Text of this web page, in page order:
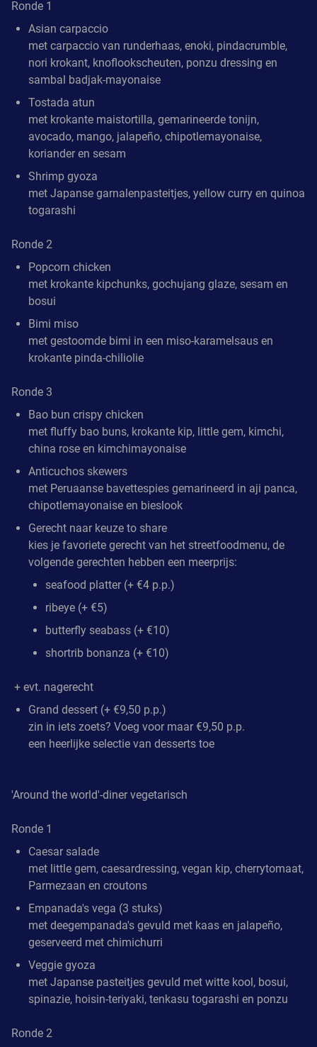
Ronde 1
Asian carpaccio
met carpaccio van runderhaas, enoki, pindacrumble,
nori krokant, knoflookscheuten, ponzu dressing en
sambal badjak-mayonaise
Tostada atun
met krokante maistortilla, gemarineerde tonijn,
avocado, mango, jalapeño, chipotlemayonaise,
koriander en sesam
Shrimp gyoza
met Japanse garnalenpasteitjes, yellow curry en quinoa
togarashi
Ronde 2
Popcorn chicken
met krokante kipchunks, gochujang glaze, sesam en
bosui
Bimi miso
met gestoomde bimi in een miso-karamelsaus en
krokante pinda-chiliolie
Ronde 3
Bao bun crispy chicken
met fluffy bao buns, krokante kip, little gem, kimchi,
china rose en kimchimayonaise
Anticuchos skewers
met Peruaanse bavettespies gemarineerd in aji panca,
chipotlemayonaise en bieslook
Gerecht naar keuze to share
kies je favoriete gerecht van het streetfoodmenu, de
volgende gerechten hebben een meerprijs:
seafood platter (+ €4 p.p.)
ribeye (+ €5)
butterfly seabass (+ €10)
shortrib bonanza (+ €10)
+ evt. nagerecht
Grand dessert (+ €9,50 p.p.)
zin in iets zoets? Voeg voor maar €9,50 p.p.
een heerlijke selectie van desserts toe
'Around the world'-diner vegetarisch
Ronde 1
Caesar salade
met little gem, caesardressing, vegan kip, cherrytomaat,
Parmezaan en croutons
Empanada's vega (3 stuks)
met deegempanada's gevuld met kaas en jalapeño,
geserveerd met chimichurri
Veggie gyoza
met Japanse pasteitjes gevuld met witte kool, bosui,
spinazie, hoisin-teriyaki, tenkasu togarashi en ponzu
Ronde 2